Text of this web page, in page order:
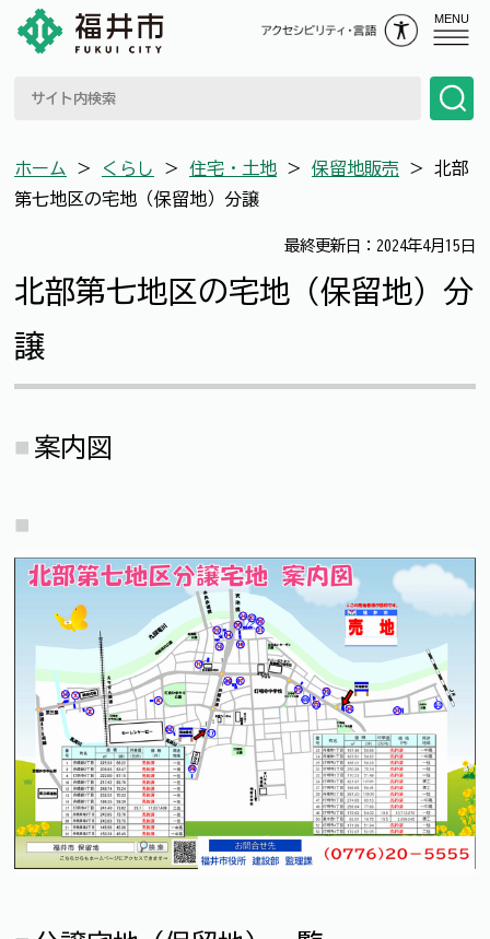
MENU
ホーム ＞ くらし ＞ 住宅・土地 ＞ 保留地販売 ＞ 北部
第七地区の宅地（保留地）分譲
最終更新日：2024年4月15日
北部第七地区の宅地（保留地）分
譲
案内図